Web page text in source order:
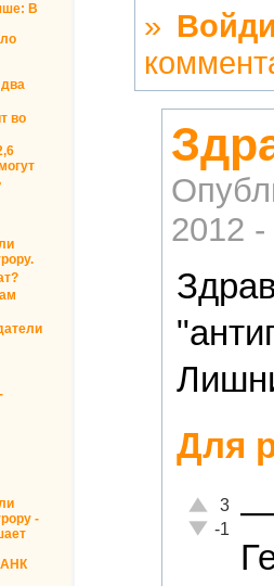
В
во
-
»
2012
Для
Отлично!
3
-1